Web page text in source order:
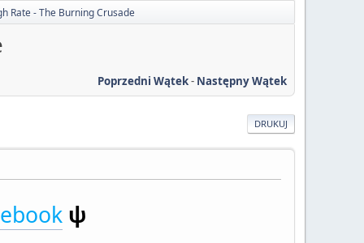
Rate - The Burning Crusade
Poprzedni Wątek- Następny Wątek
DRUKUJ
ψ